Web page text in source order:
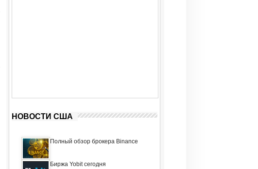
НОВОСТИ США
Полный обзор брокера Binance
Биржа Yobit сегодня